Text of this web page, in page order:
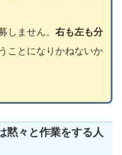
しません。 右も左も分
ことになりかねないか
黙々と作業をする人